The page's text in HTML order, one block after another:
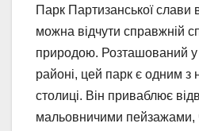
Парк Партизанської слави
можна відчути справжній
природою. Розташований
районі, цей парк є одним з
столиці. Він приваблює
мальовничими пейзажами,